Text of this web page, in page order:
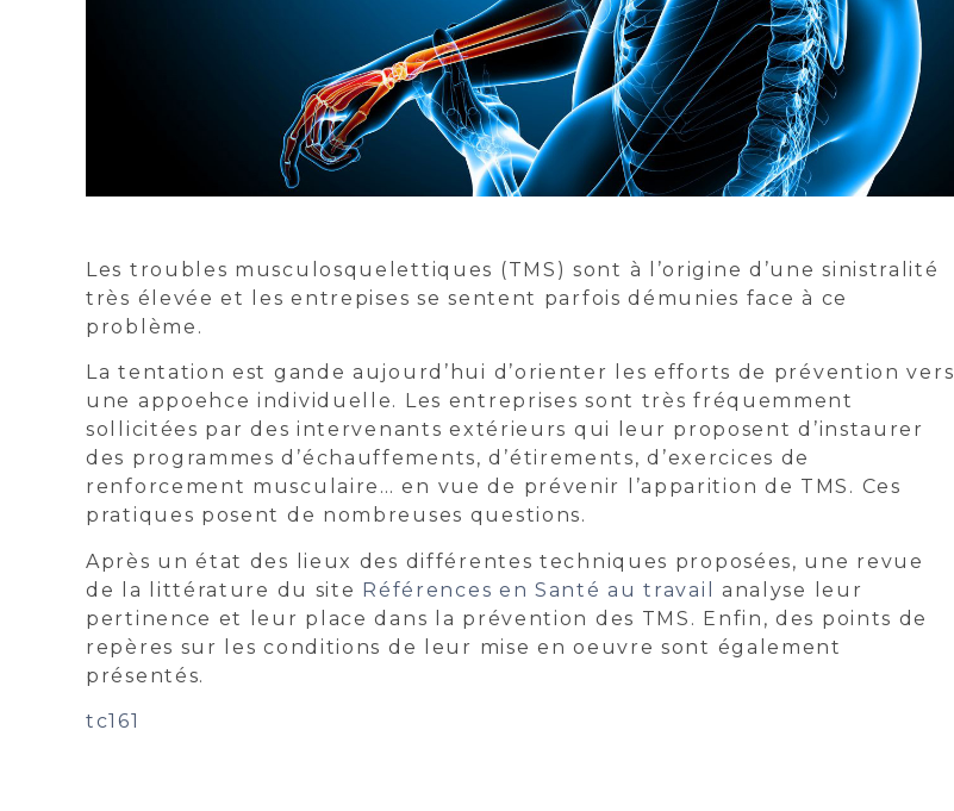
Les troubles musculosquelettiques (TMS) sont à l’origine d’une sinistralité
très élevée et les entrepises se sentent parfois démunies face à ce
problème.
La tentation est gande aujourd’hui d’orienter les efforts de prévention vers
une appoehce individuelle. Les entreprises sont très fréquemment
sollicitées par des intervenants extérieurs qui leur proposent d’instaurer
des programmes d’échauffements, d’étirements, d’exercices de
renforcement musculaire… en vue de prévenir l’apparition de TMS. Ces
pratiques posent de nombreuses questions.
Après un état des lieux des différentes techniques proposées, une revue
de la littérature du site Références en Santé au travail
analyse leur
pertinence et leur place dans la prévention des TMS. Enfin, des points de
repères sur les conditions de leur mise en oeuvre sont également
présentés.
tc161